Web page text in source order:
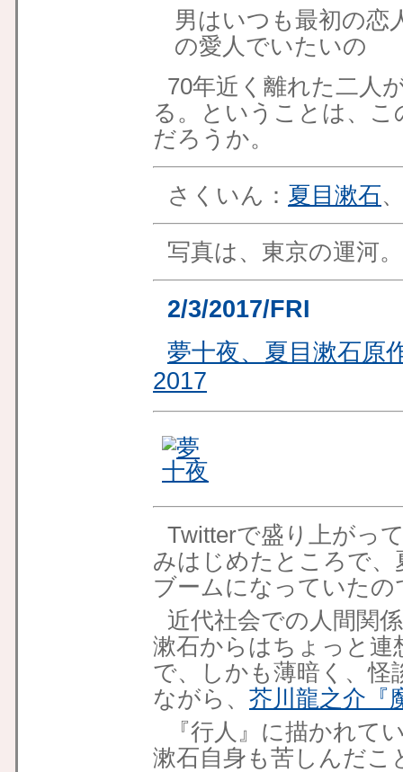
男はいつも最初の恋
の愛人でいたいの
70年近く離れた二人
る。ということは、
だろうか。
さくいん： 夏目漱石
写真は、東京の運河。
2/3/2017/FRI
夢十夜、夏目漱石原
2017
Twitterで盛り上がっ
みはじめたところで
ブームになっていたの
近代社会での人間関
漱石からはちょっと
で、しかも薄暗く、怪
ながら、 芥川龍之介
『行人』に描かれて
漱石自身も苦しんだ